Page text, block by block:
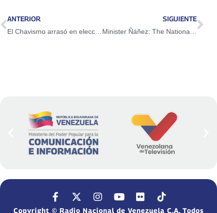
ANTERIOR SIGUIENTE
Copyright © Radio Nacional de Venezuela C.A. Todos